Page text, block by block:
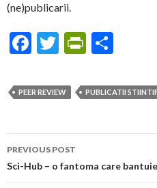
(ne)publicarii.
F
e
b
o
o
k
T
itt
er
Pr
tF
ri
e
dl
ar
e
PEER REVIEW PUBLICATII
Post
navigation
PREVIOUS POST
Sci-Hub – o fantoma care